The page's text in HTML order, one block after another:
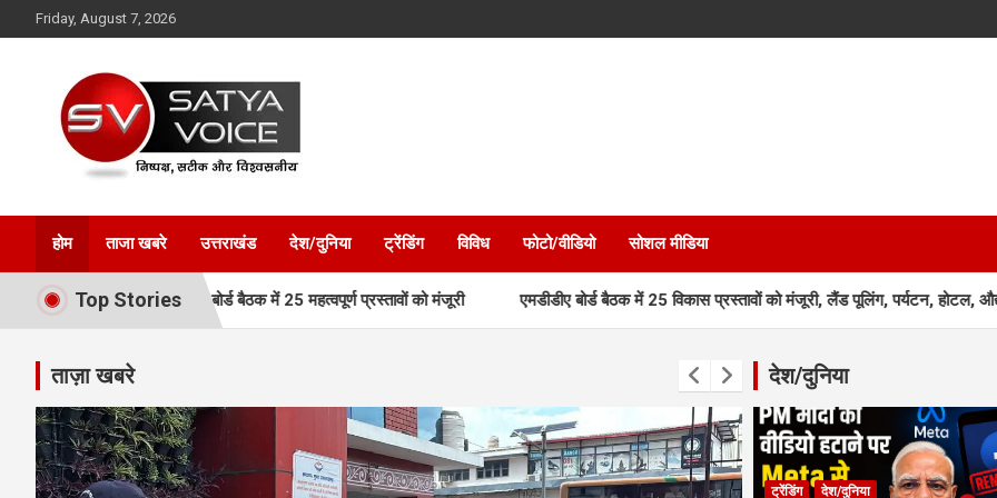
to
Friday, August 7, 2026
Satya Voice
होम ताजा खबरे उत्तराखंड देश/दुनिया ट्रेंडिंग विविध फोटो/वीडियो सोशल मीडिया
Top Stories
MDDA बोर्ड बैठक में 25 महत्वपूर्ण प्रस्तावों को मंजूरी एमडीडीए बोर्ड बैठक में 25 विकास प्रस्तावों को मंजूरी, लैंड पूलिंग, पर्यटन, होटल, औद्योगिक भवन और
ताज़ा खबरे देश/दुनिया
ट्रेंडिंग देश/दुनिया